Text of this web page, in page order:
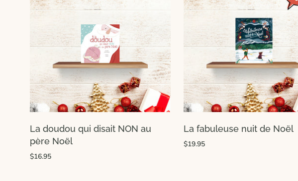
La doudou qui disait NON au
père Noël
$16.95
La fabuleuse nuit de Noël
$19.95